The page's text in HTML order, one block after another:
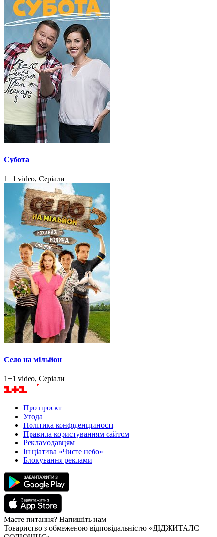
Субота
1+1 video, Серіали
Село на мільйон
1+1 video, Серіали
Про проєкт
Угода
Політика конфіденційності
Правила користуванням сайтом
Рекламодавцям
Ініціатива «Чисте небо»
Блокування реклами
Маєте питання? Напишіть нам
Товариство з обмеженою відповідальністю «ДІДЖИТАЛС